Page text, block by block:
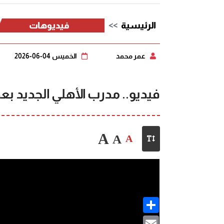
الرئيسية فيديوهات
عمر محمد الخميس 04-06-2026
فيديو.. مدرب الأهلي الجديد
A
A
A
Share
Email